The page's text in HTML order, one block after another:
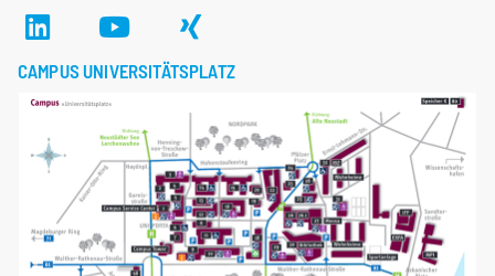
CAMPUS UNIVERSITÄTSPLATZ